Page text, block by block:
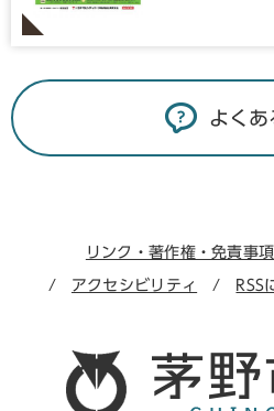
よくあ
リンク・著作権・免責事項
アクセシビリティ RSS